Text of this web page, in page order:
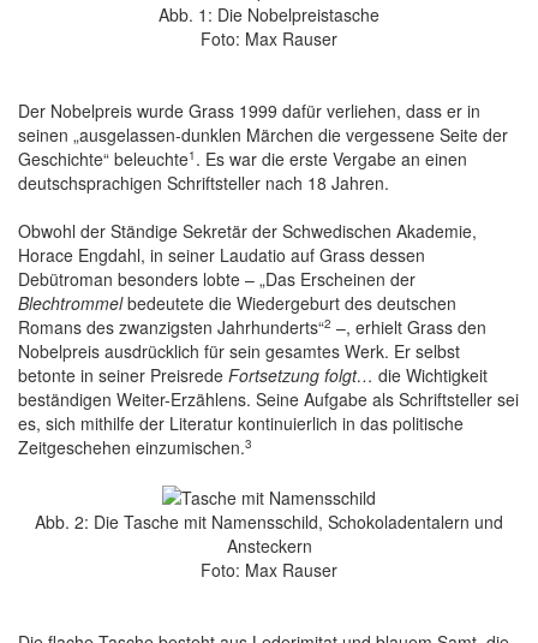
Abb. 1: Die Nobelpreistasche
Foto: Max Rauser
Der Nobelpreis wurde Grass 1999 dafür verliehen, dass er in
seinen „ausgelassen-dunklen Märchen die vergessene Seite der
Geschichte“ beleuchte1 . Es war die erste Vergabe an einen
deutschsprachigen Schriftsteller nach 18 Jahren.
Obwohl der Ständige Sekretär der Schwedischen Akademie,
Horace Engdahl, in seiner Laudatio auf Grass dessen
Debütroman besonders lobte – „Das Erscheinen der
Blechtrommelbedeutete die Wiedergeburt des deutschen
Romans des zwanzigsten Jahrhunderts“2 –, erhielt Grass den
Nobelpreis ausdrücklich für sein gesamtes Werk. Er selbst
betonte in seiner Preisrede Fortsetzung folgt… die Wichtigkeit
beständigen Weiter-Erzählens. Seine Aufgabe als Schriftsteller sei
es, sich mithilfe der Literatur kontinuierlich in das politische
Zeitgeschehen einzumischen.3
Abb. 2: Die Tasche mit Namensschild, Schokoladentalern und
Ansteckern
Foto: Max Rauser